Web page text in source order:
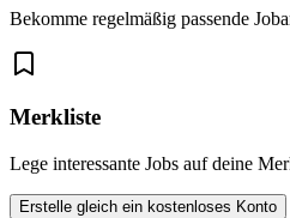
Bekomme regelmäßig passende
Merkliste
Lege interessante Jobs auf deine
Erstelle gleich ein kostenloses Konto